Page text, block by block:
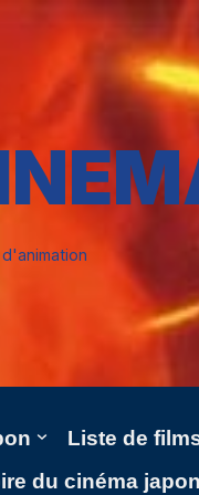
Liste de
du cinéma